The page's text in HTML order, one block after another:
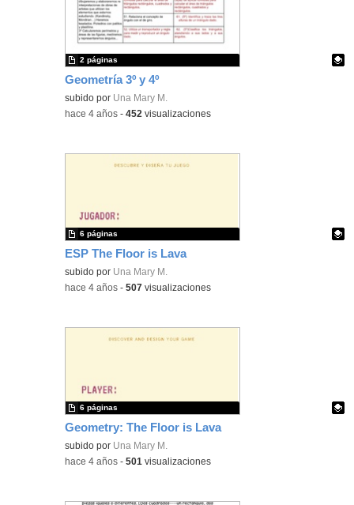
Geometría 3º y 4º
Contenido educativo.
subido por Una Mary M.
2 páginas
-hace 4 años -452 visualizaciones
ESP The Floor is Lava
Contenido educativo.
subido por Una Mary M.
6 páginas
-hace 4 años -507 visualizaciones
Geometry: The Floor is Lava
Contenido educativo.
subido por Una Mary M.
6 páginas
-hace 4 años -501 visualizaciones